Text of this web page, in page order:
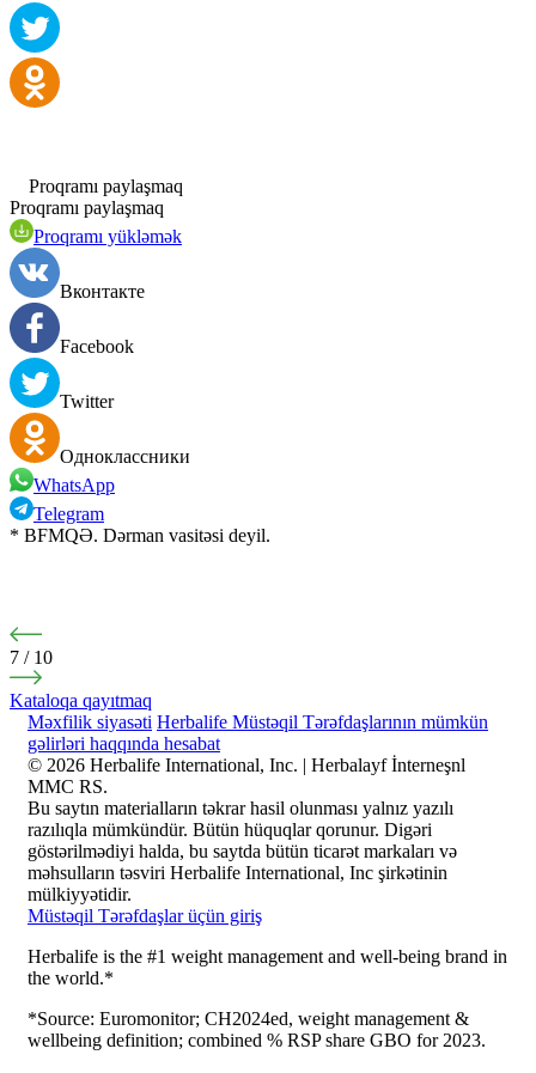
Proqramı paylaşmaq
Proqramı paylaşmaq
Proqramı yükləmək
Вконтакте
Facebook
Twitter
Одноклассники
WhatsApp
Telegram
* BFMQƏ. Dərman vasitəsi deyil.
7 / 10
Kataloqa qayıtmaq
Məxfilik siyasəti Herbalife Müstəqil Tərəfdaşlarının mümkün
gəlirləri haqqında hesabat
© 2026 Herbalife International, Inc. | Herbalayf İnterneşnl
MMC RS.
Bu saytın materialların təkrar hasil olunması yalnız yazılı
razılıqla mümkündür. Bütün hüquqlar qorunur. Digəri
göstərilmədiyi halda, bu saytda bütün ticarət markaları və
məhsulların təsviri Herbalife International, Inc şirkətinin
mülkiyyətidir.
Müstəqil Tərəfdaşlar üçün giriş
Herbalife is the #1 weight management and well-being brand in
the world.*
*Source: Euromonitor; CH2024ed, weight management &
wellbeing definition; combined % RSP share GBO for 2023.